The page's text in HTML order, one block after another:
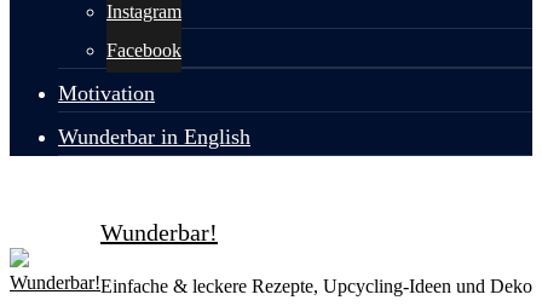
Instagram
Facebook
Motivation
Wunderbar in English
Wunderbar!
Einfache & leckere Rezepte, Upcycling-Ideen und Deko